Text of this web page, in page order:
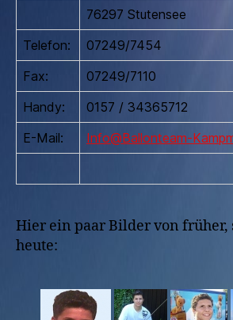
76297 Stutensee
Telefon:
07249/7454
Fax:
07249/7110
Handy:
0157 / 34365712
E-Mail:
Info@Ballonteam-
Hier ein paar Bilder von früher,
heute: